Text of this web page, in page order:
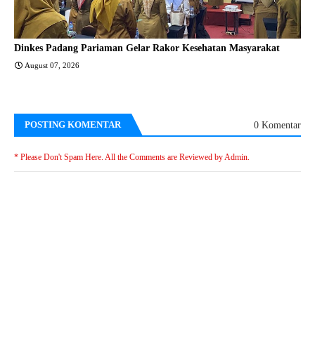
Dinkes Padang Pariaman Gelar Rakor Kesehatan Masyarakat
August 07, 2026
POSTING KOMENTAR 0 Komentar
* Please Don't Spam Here. All the Comments are Reviewed by Admin.